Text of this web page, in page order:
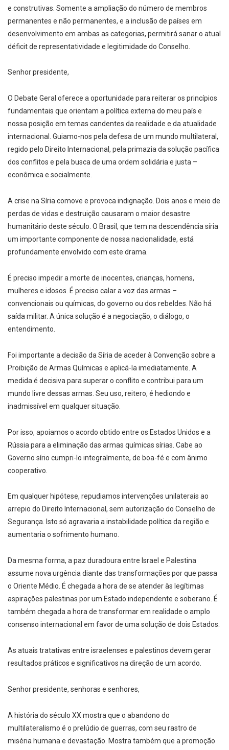
e construtivas. Somente a ampliação do número de membros
permanentes e não permanentes, e a inclusão de países em
desenvolvimento em ambas as categorias, permitirá sanar o atual
déficit de representatividade e legitimidade do Conselho.
Senhor presidente,
O Debate Geral oferece a oportunidade para reiterar os princípios
fundamentais que orientam a política externa do meu país e
nossa posição em temas candentes da realidade e da atualidade
internacional. Guiamo-nos pela defesa de um mundo multilateral,
regido pelo Direito Internacional, pela primazia da solução pacífica
dos conflitos e pela busca de uma ordem solidária e justa –
econômica e socialmente.
A crise na Síria comove e provoca indignação. Dois anos e meio de
perdas de vidas e destruição causaram o maior desastre
humanitário deste século. O Brasil, que tem na descendência síria
um importante componente de nossa nacionalidade, está
profundamente envolvido com este drama.
É preciso impedir a morte de inocentes, crianças, homens,
mulheres e idosos. É preciso calar a voz das armas –
convencionais ou químicas, do governo ou dos rebeldes. Não há
saída militar. A única solução é a negociação, o diálogo, o
entendimento.
Foi importante a decisão da Síria de aceder à Convenção sobre a
Proibição de Armas Químicas e aplicá-la imediatamente. A
medida é decisiva para superar o conflito e contribui para um
mundo livre dessas armas. Seu uso, reitero, é hediondo e
inadmissível em qualquer situação.
Por isso, apoiamos o acordo obtido entre os Estados Unidos e a
Rússia para a eliminação das armas químicas sírias. Cabe ao
Governo sírio cumpri-lo integralmente, de boa-fé e com ânimo
cooperativo.
Em qualquer hipótese, repudiamos intervenções unilaterais ao
arrepio do Direito Internacional, sem autorização do Conselho de
Segurança. Isto só agravaria a instabilidade política da região e
aumentaria o sofrimento humano.
Da mesma forma, a paz duradoura entre Israel e Palestina
assume nova urgência diante das transformações por que passa
o Oriente Médio. É chegada a hora de se atender às legítimas
aspirações palestinas por um Estado independente e soberano. É
também chegada a hora de transformar em realidade o amplo
consenso internacional em favor de uma solução de dois Estados.
As atuais tratativas entre israelenses e palestinos devem gerar
resultados práticos e significativos na direção de um acordo.
Senhor presidente, senhoras e senhores,
A história do século XX mostra que o abandono do
multilateralismo é o prelúdio de guerras, com seu rastro de
miséria humana e devastação. Mostra também que a promoção